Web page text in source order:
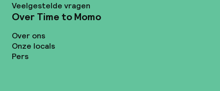
Veelgestelde vragen
Over Time to Momo
Over ons
Onze locals
Pers